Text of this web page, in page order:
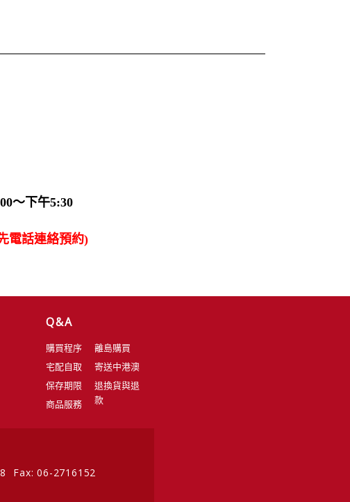
〜下午5:30
電話連絡預約)
Q&A
購買程序
宅配自取
保存期限
商品服務
離島購買
寄送中港澳
退換貨與退
款
Fax: 06-2716152